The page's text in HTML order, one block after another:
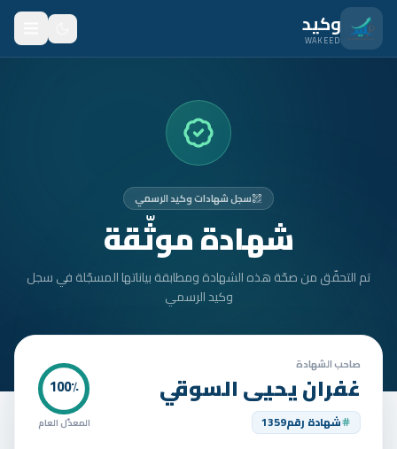
انتقل للمحتوى الرئيسي
وكيد
WAKEED
المتدربون
الأمان
تواصل
الوظائف
سجل شهادات وكيد الرسمي
شهادة موثّقة
تم التحقّق من صحّة هذه الشهادة ومطابقة بياناتها المسجّلة في سجل
وكيد الرسمي
صاحب الشهادة
غفران يحيى السوقي
شهادة رقم1359
100٪
المعدّل العام